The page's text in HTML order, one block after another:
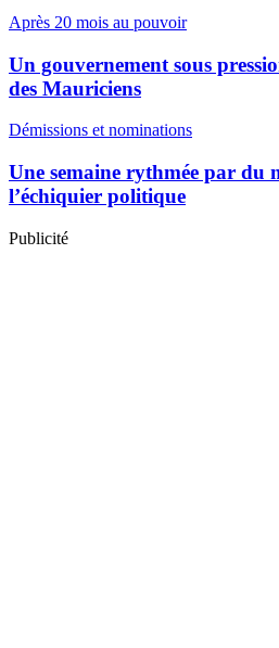
Après 20 mois au pouvoir
Un gouvernement sous
des Mauriciens
Démissions et nominations
Une semaine rythmée par du
l’échiquier politique
Publicité